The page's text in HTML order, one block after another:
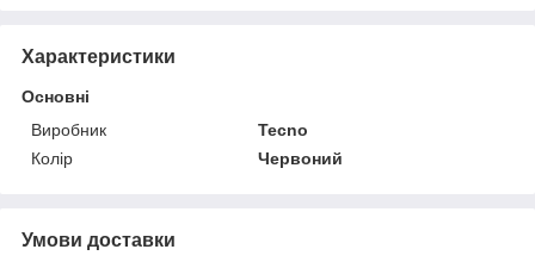
Характеристики
Основні
Виробник
Tecno
Колір
Червоний
Умови доставки